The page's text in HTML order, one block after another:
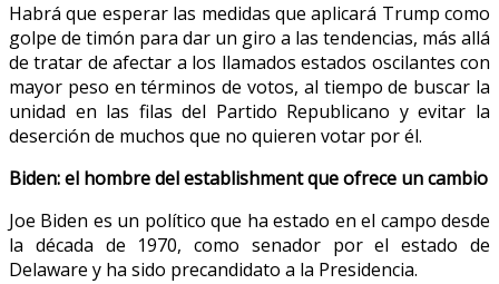
Habrá que esperar las medidas que aplicará Trump como
golpe de timón para dar un giro a las tendencias, más allá
de tratar de afectar a los llamados estados oscilantes con
mayor peso en términos de votos, al tiempo de buscar la
unidad en las filas del Partido Republicano y evitar la
deserción de muchos que no quieren votar por él.
Biden: el hombre del establishment que ofrece un cambio
Joe Biden es un político que ha estado en el campo desde
la década de 1970, como senador por el estado de
Delaware y ha sido precandidato a la Presidencia.